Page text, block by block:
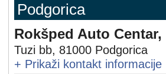
Podgorica
Rokšped Auto
Tuzi bb, 81000 Podgorica
+ Prikaži kontakt informacije